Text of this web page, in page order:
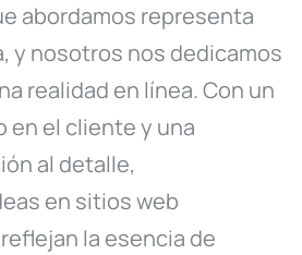
abordamos representa
y nosotros nos dedicamos
realidad en línea. Con un
en el cliente y una
al detalle,
en sitios web
la esencia de